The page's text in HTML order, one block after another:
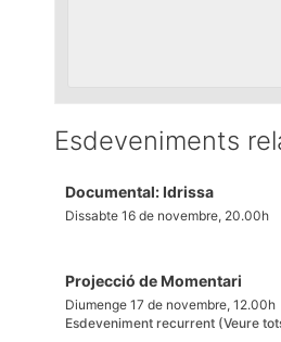
Esdeveniments
Documental: Idrissa
Dissabte 16 de novembre, 20.00h
Projecció de Momentari
Diumenge 17 de novembre, 12.00h
Esdeveniment recurrent (Veure